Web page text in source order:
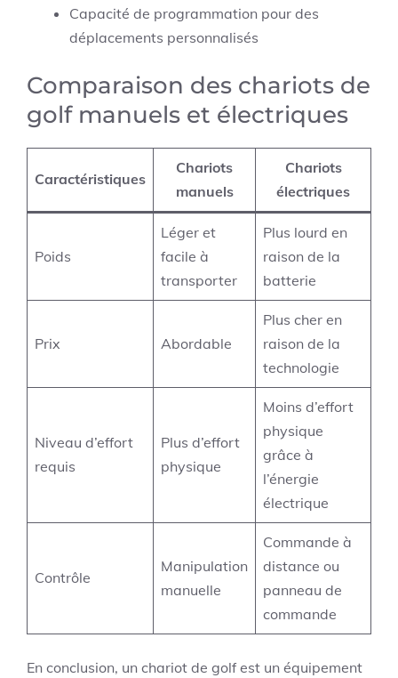
Capacité de programmation pour des
déplacements personnalisés
Comparaison des chariots de
golf manuels et électriques
Caractéristiques
Chariots
manuels
Chariots
électriques
Poids
Léger et
facile à
transporter
Plus lourd en
raison de la
batterie
Prix Abordable
Plus cher en
raison de la
technologie
Niveau d’effort
requis
Plus d’effort
physique
Moins d’effort
physique
grâce à
l’énergie
électrique
Contrôle
Manipulation
manuelle
Commande à
distance ou
panneau de
commande
En conclusion, un chariot de golf est un équipement